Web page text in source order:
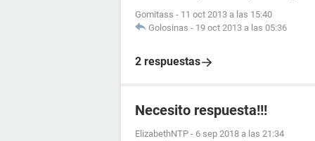
Gomitass - 11 oct 2013 a las 15:40
Golosinas - 19 oct 2013 a las 05:36
2 respuestas
Necesito respuesta!!!
ElizabethNTP - 6 sep 2018 a las 21:34